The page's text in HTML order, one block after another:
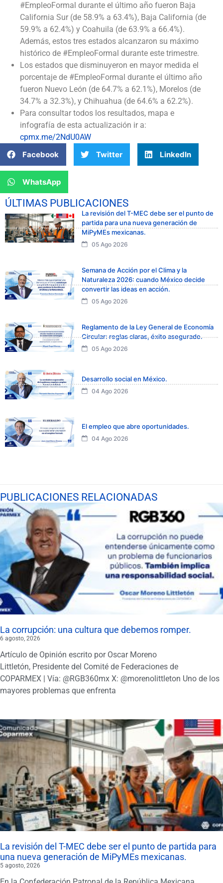
#EmpleoFormal durante el último año fueron Baja
California Sur (de 58.9% a 63.4%), Baja California (de
59.9% a 62.4%) y Coahuila (de 63.9% a 66.4%).
Además, estos tres estados alcanzaron su máximo
histórico de #EmpleoFormal durante este trimestre.
Los estados que disminuyeron en mayor medida el
porcentaje de #EmpleoFormal durante el último año
fueron Nuevo León (de 64.7% a 62.1%), Morelos (de
34.7% a 32.3%), y Chihuahua (de 64.6% a 62.2%).
Para consultar todos los resultados, mapa e
infografía de esta actualización ir a:
cpmx.me/2NdU0AW
Facebook
Twitter LinkedIn
WhatsApp
ÚLTIMAS PUBLICACIONES
La revisión del T-MEC debe ser el punto de
partida para una nueva generación de
MiPyMEs mexicanas.
05 Ago 2026
Semana de Acción por el Clima y la
Naturaleza 2026: cuando México decide
convertir las ideas en acción.
05 Ago 2026
Reglamento de la Ley General de Economía
Circular: reglas claras, éxito asegurado.
05 Ago 2026
Desarrollo social en México.
04 Ago 2026
El empleo que abre oportunidades.
04 Ago 2026
PUBLICACIONES RELACIONADAS
La corrupción: una cultura que debemos romper.
6 agosto, 2026
Artículo de Opinión escrito por Oscar Moreno
Littletón, Presidente del Comité de Federaciones de
COPARMEX | Vía: @RGB360mx X: @morenolittleton Uno de los
mayores problemas que enfrenta
La revisión del T-MEC debe ser el punto de partida para
una nueva generación de MiPyMEs mexicanas.
5 agosto, 2026